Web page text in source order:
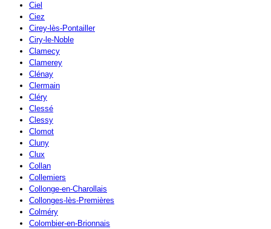
Ciel
Ciez
Cirey-lès-Pontailler
Ciry-le-Noble
Clamecy
Clamerey
Clénay
Clermain
Cléry
Clessé
Clessy
Clomot
Cluny
Clux
Collan
Collemiers
Collonge-en-Charollais
Collonges-lès-Premières
Colméry
Colombier-en-Brionnais